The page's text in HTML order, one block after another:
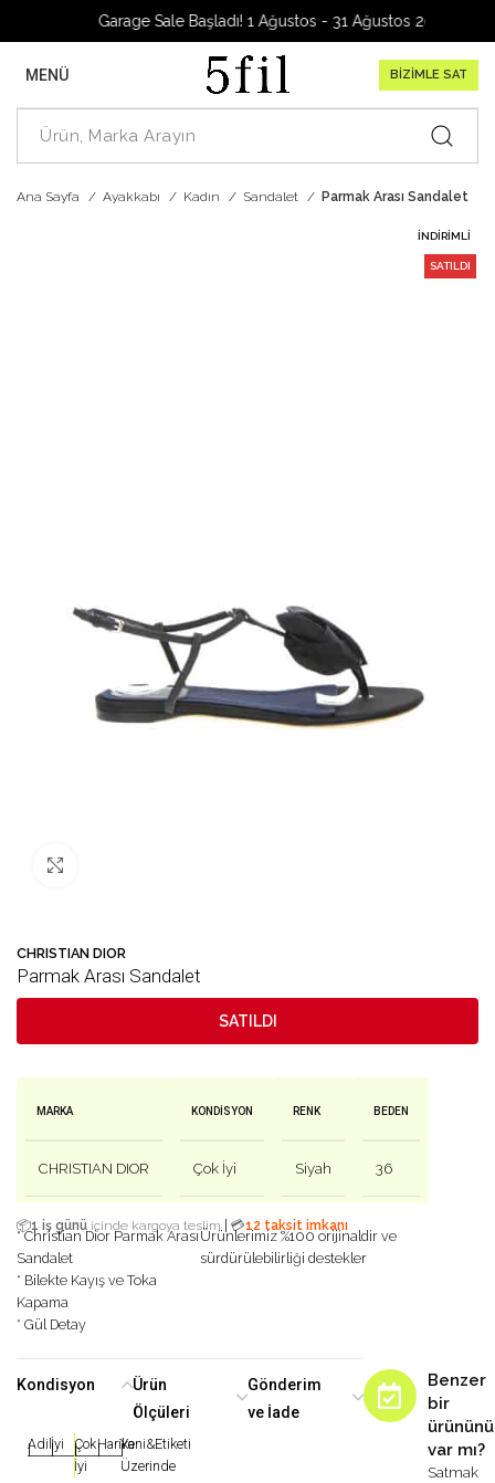
Garage Sale Başladı! 1 Ağustos - 31 Ağustos 2026
MENÜ BİZİMLE SAT
Ana Sayfa Ayakkabı Kadın Sandalet Parmak Arası Sandalet
İNDIRIMLI
SATILDI
CHRISTIAN DIOR
Parmak Arası Sandalet
SATILDI
MARKA
CHRISTIAN DIOR
KONDISYON
Çok İyi
RENK
Siyah
BEDEN
36
📦1 iş günü içinde kargoya teslim 💳12 taksit imkanı
* Christian Dior Parmak Arası
Sandalet
* Bilekte Kayış ve Toka
Kapama
* Gül Detay
Ürünlerimiz %100 orijinaldir ve
sürdürülebilirliği destekler
Kondisyon
|Adil|İyi |Çok
İyi
|Harika
|Yeni&Etiketi
Üzerinde
Ürün
Ölçüleri
Gönderim
ve İade
Benzer
bir
var mı?
Satmak